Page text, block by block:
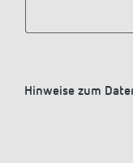
Hinweise zum